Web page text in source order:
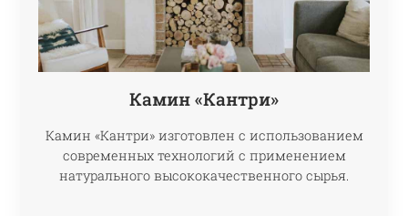
Камин «Кантри»
Камин «Кантри» изготовлен с использованием
современных технологий с применением
натурального высококачественного сырья.